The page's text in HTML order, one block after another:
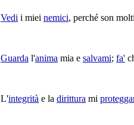
Vedi i miei nemici, perché son
Guarda l'anima mia e salvami; fa'
L'integrità e la dirittura mi